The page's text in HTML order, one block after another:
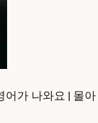
어가 나와요 | 몰아